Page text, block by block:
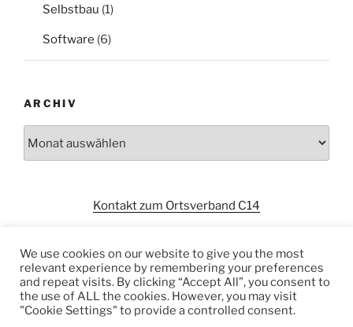
Selbstbau (1)
Software (6)
ARCHIV
Kontakt zum Ortsverband C14
We use cookies on our website to give you the most
relevant experience by remembering your preferences
and repeat visits. By clicking “Accept All”, you consent to
the use of ALL the cookies. However, you may visit
"Cookie Settings" to provide a controlled consent.